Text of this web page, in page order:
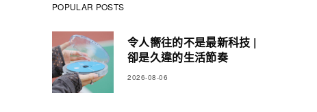
POPULAR POSTS
令人嚮往的不是最新科技 |
卻是久違的生活節奏
2026-08-06